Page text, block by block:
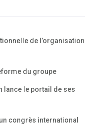
de l’organisation
du groupe
lance le portail de ses
congrès international